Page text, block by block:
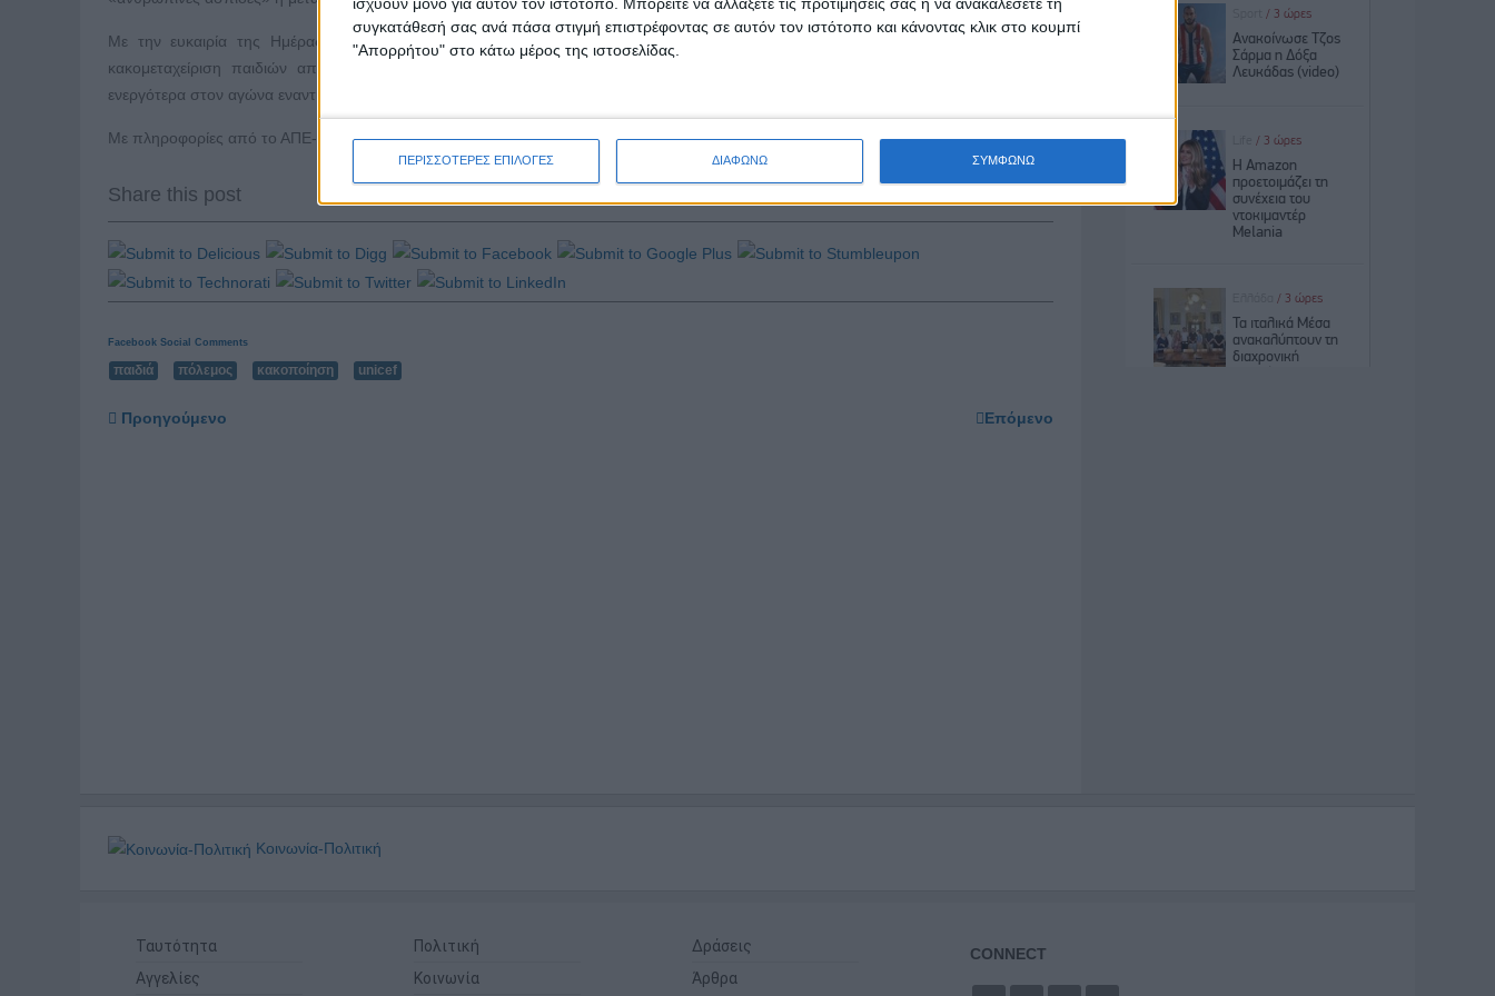
συγκατάθεσή σας ανά πάσα στιγμή επιστρέφοντας σε αυτόν τον ιστότοπο και κάνοντας κλικ στο κουμπί
"Απορρήτου" στο κάτω μέρος της ιστοσελίδας.
ΠΕΡΙΣΣΟΤΕΡΕΣ ΕΠΙΛΟΓΕΣ ΔΙΑΦΩΝΩ ΣΥΜΦΩΝΩ
Με την ευκαιρία της Ημέρας του Κόκκινου Χεριού, η οποία έχει σκοπό να εντείνει την προσοχή στην εκμετάλλευση και την
κακομεταχείριση παιδιών από ένοπλες οργανώσεις, η UNICEF απευθύνει έκκληση προς όλες τις κυβερνήσεις να εμπλακούν
ενεργότερα στον αγώνα εναντίον των παραβιάσεων των πιο θεμελιωδών δικαιωμάτων των παιδιών.
Με πληροφορίες από το ΑΠΕ-ΜΠΕ
Share this post
Facebook Social Comments
παιδιά πόλεμος κακοποίηση unicef
Προηγούμενο Επόμενο
Κοινωνία-Πολιτική
Ταυτότητα
Αγγελίες
Πολιτική
Κοινωνία
Δράσεις
Άρθρα
CONNECT